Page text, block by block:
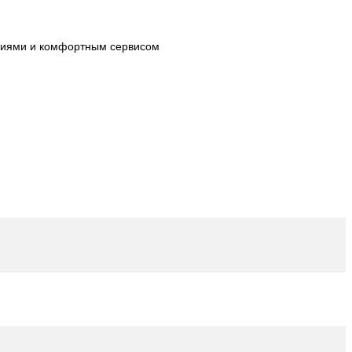
и комфортным сервисом